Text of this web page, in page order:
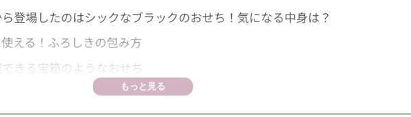
登場したのはシックなブラックのおせち！気になる中身は？
える！ふろしきの包み方
きる宝箱のようなおせち
もっと見る